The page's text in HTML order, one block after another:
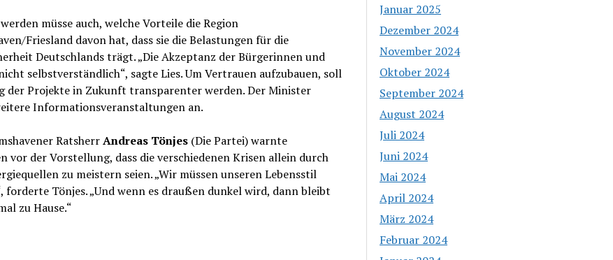
müsse auch, welche Vorteile die Region
Friesland davon hat, dass sie die Belastungen für die
Deutschlands trägt. „Die Akzeptanz der Bürgerinnen und
selbstverständlich“, sagte Lies. Um Vertrauen aufzubauen, soll
der Projekte in Zukunft transparenter werden. Der Minister
Informationsveranstaltungen an.
RatsherrAndreas Tönjes(Die Partei) warnte
vor der Vorstellung, dass die verschiedenen Krisen allein durch
zu meistern seien. „Wir müssen unseren Lebensstil
forderte Tönjes. „Und wenn es draußen dunkel wird, dann bleibt
zu Hause.“
Januar 2025
Dezember 2024
November 2024
Oktober 2024
September 2024
August 2024
Juli 2024
Juni 2024
Mai 2024
April 2024
März 2024
Februar 2024